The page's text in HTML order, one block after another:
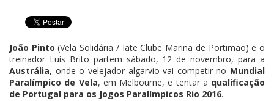
João Pinto (Vela Solidária / Iate Clube Marina de Portimão) e o
treinador Luís Brito partem sábado, 12 de novembro, para a
Austrália, onde o velejador algarvio vai competir no Mundial
Paralímpico de Vela, em Melbourne, e tentar a qualificação
de Portugal para os Jogos Paralímpicos Rio 2016.